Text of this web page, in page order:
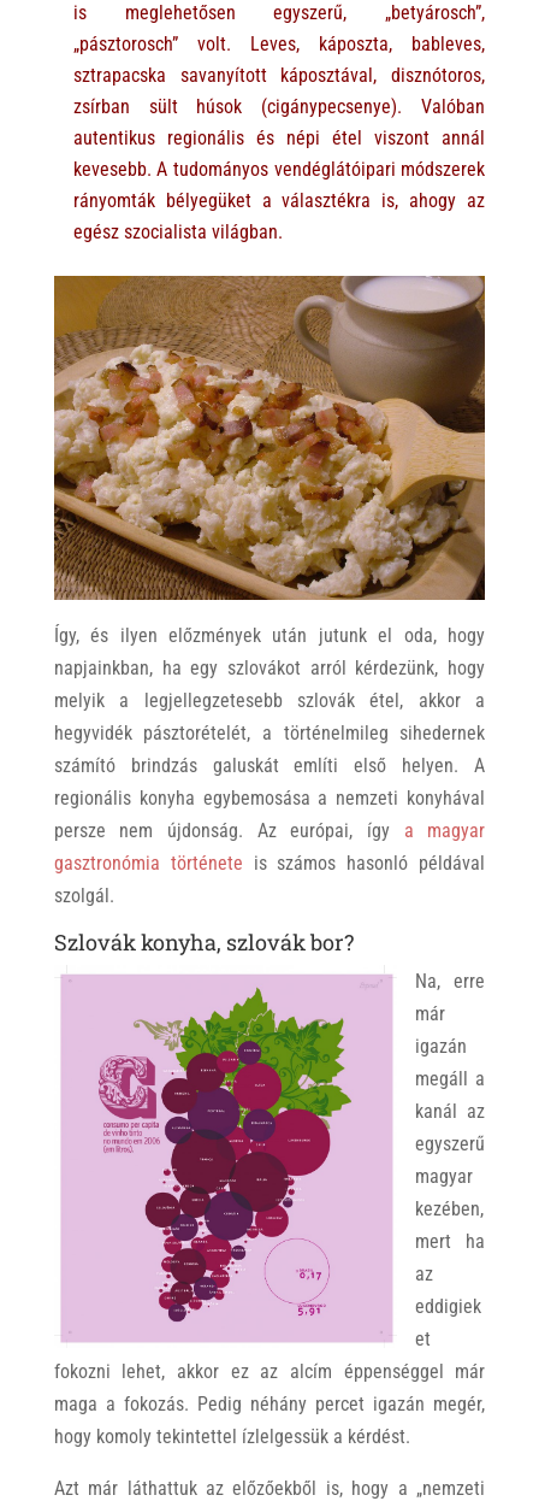
is meglehetősen egyszerű, „betyárosch”,
„pásztorosch” volt. Leves, káposzta, bableves,
sztrapacska savanyított káposztával, disznótoros,
zsírban sült húsok (cigánypecsenye). Valóban
autentikus regionális és népi étel viszont annál
kevesebb. A tudományos vendéglátóipari módszerek
rányomták bélyegüket a választékra is, ahogy az
egész szocialista világban.
Így, és ilyen előzmények után jutunk el oda, hogy
napjainkban, ha egy szlovákot arról kérdezünk, hogy
melyik a legjellegzetesebb szlovák étel, akkor a
hegyvidék pásztorételét, a történelmileg sihedernek
számító brindzás galuskát említi első helyen. A
regionális konyha egybemosása a nemzeti konyhával
persze nem újdonság. Az európai, így a magyar
gasztronómia története is számos hasonló példával
szolgál.
Szlovák konyha, szlovák bor?
Na, erre
már
igazán
megáll a
kanál az
egyszerű
magyar
kezében,
mert ha
az
eddigiek
et
fokozni lehet, akkor ez az alcím éppenséggel már
maga a fokozás. Pedig néhány percet igazán megér,
hogy komoly tekintettel ízlelgessük a kérdést.
Azt már láthattuk az előzőekből is, hogy a „nemzeti